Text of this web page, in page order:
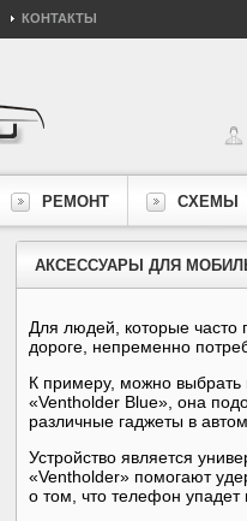
КОНТАКТЫ
РЕМОНТ СХЕМЫ
АКСЕССУАРЫ ДЛЯ
Для людей, которые часто
дороге, непременно
К примеру, можно выбрать
«Ventholder Blue», она
различные гаджеты в
Устройство является
«Ventholder» помогают
о том, что телефон упадет